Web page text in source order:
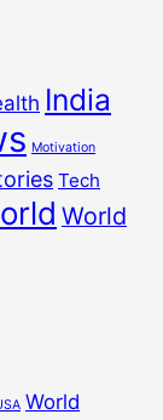
India
Motivation
Tech
World
World